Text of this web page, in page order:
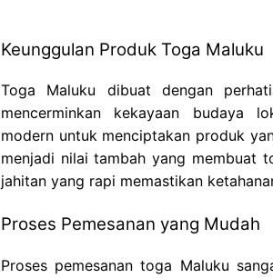
Keunggulan Produk Toga Maluku
Toga Maluku dibuat dengan
mencerminkan kekayaan budaya
modern untuk menciptakan produk
menjadi nilai tambah yang membuat
jahitan yang rapi memastikan
Proses Pemesanan yang Mudah
Proses pemesanan toga Maluku